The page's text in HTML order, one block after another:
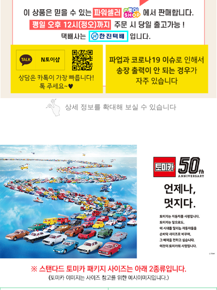
상세 정보를 확대해 보실 수 있습니다